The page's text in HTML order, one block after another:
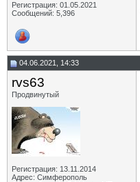
Регистрация: 01.05.2021
Сообщений: 5,396
04.06.2021, 14:33
rvs63
Продвинутый
Регистрация: 13.11.2014
Адрес: Симферополь